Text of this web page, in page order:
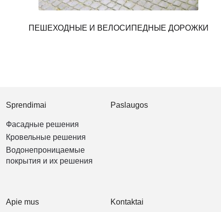
ПЕШЕХОДНЫЕ И ВЕЛОСИПЕДНЫЕ ДОРОЖКИ
Sprendimai
Фасадные решения
Кровельные решения
Водонепроницаемые
покрытия и их решения
Paslaugos
Apie mus Kontaktai